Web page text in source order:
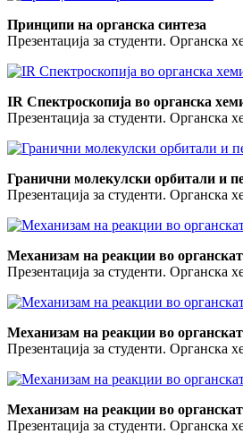
Принципи на органска синтеза
Презентација за студенти. Органска
IR Спектроскопија во органска
Презентација за студенти. Органска
Гранични молекулски орбитали и
Презентација за студенти. Органска
Механизам на реакции во
Презентација за студенти. Органска
Механизам на реакции во
Презентација за студенти. Органска
Механизам на реакции во
Презентација за студенти. Органска